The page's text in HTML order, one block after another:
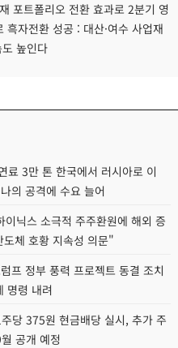
포트폴리오 전환 효과로 2분기 영
흑자전환 성공 : 대산·여수 사업재
높인다
료 3만 톤 한국에서 러시아로 이
의 공격에 수요 늘어
이닉스 소극적 주주환원에 해외 증
체 호황 지속성 의문"
프 정부 풍력 프로젝트 동결 조치
명령 내려
당 375원 현금배당 실시, 추가 주
공개 예정